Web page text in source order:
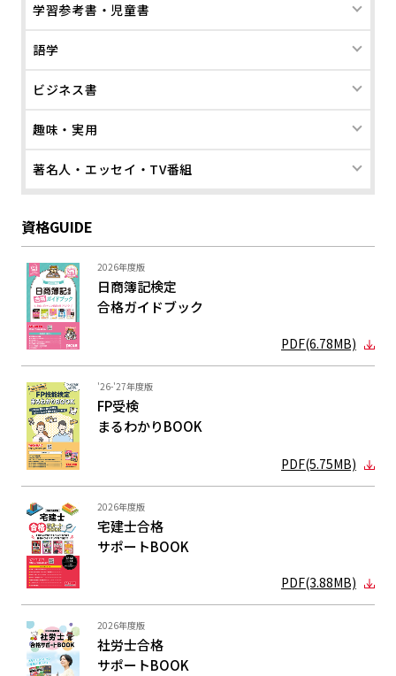
学習参考書・児童書
語学
ビジネス書
趣味・実用
著名人・エッセイ・TV番組
資格GUIDE
2026年度版
日商簿記検定
合格ガイドブック
PDF(6.78MB)
'26-'27年度版
FP受検
まるわかりBOOK
PDF(5.75MB)
2026年度版
宅建士合格
サポートBOOK
PDF(3.88MB)
2026年度版
社労士合格
サポートBOOK